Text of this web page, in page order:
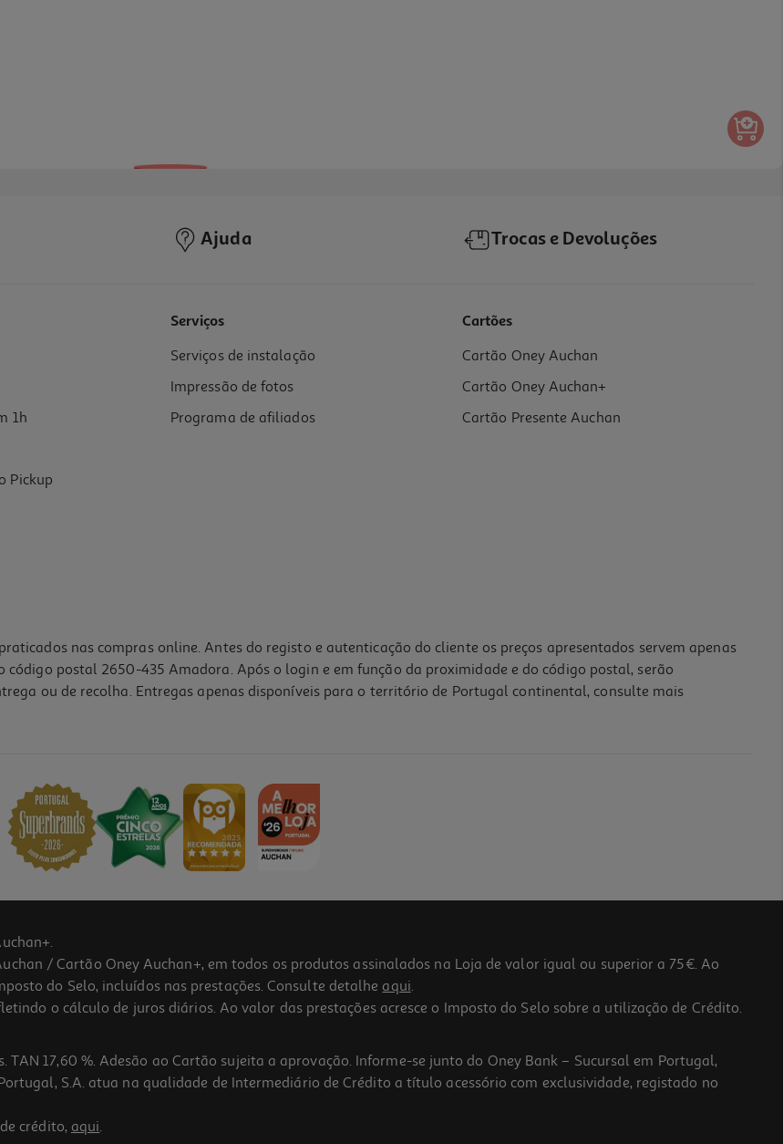
Ajuda Trocas e Devoluções
1h
Pickup
Serviços
Serviços de instalação
Impressão de fotos
Programa de afiliados
Cartões
Cartão Oney Auchan
Cartão Oney Auchan+
Cartão Presente Auchan
nas compras online. Antes do registo e autenticação do cliente os preços apresentados servem apenas
código postal 2650-435 Amadora. Após o login e em função da proximidade e do código postal, serão
ou de recolha. Entregas apenas disponíveis para o território de Portugal continental, consulte mais
/ Cartão Oney Auchan+, em todos os produtos assinalados na Loja de valor igual ou superior a 75€. Ao
do Selo, incluídos nas prestações. Consulte detalhe aqui.
o cálculo de juros diários. Ao valor das prestações acresce o Imposto do Selo sobre a utilização de Crédito.
17,60 %. Adesão ao Cartão sujeita a aprovação. Informe-se junto do Oney Bank – Sucursal em Portugal,
S.A. atua na qualidade de Intermediário de Crédito a título acessório com exclusividade, registado no
crédito, aqui.